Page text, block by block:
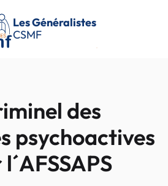
Les Généralistes
CSMF
des
psychoactives